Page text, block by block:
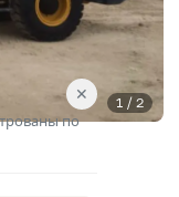
1 / 2
✕
по